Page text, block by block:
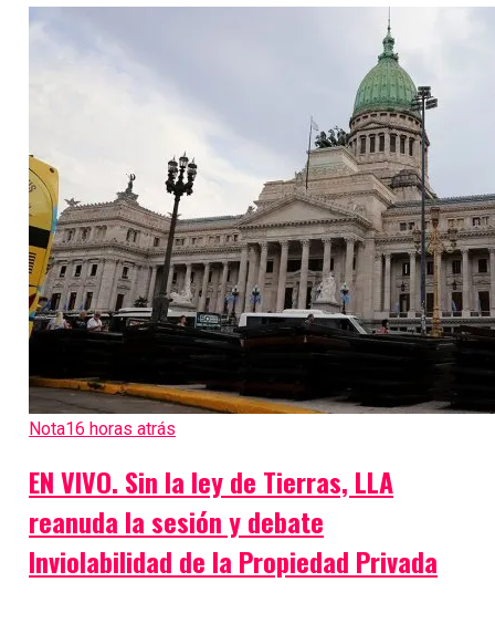
Nota16 horas atrás
EN VIVO. Sin la ley de Tierras, LLA
reanuda la sesión y debate
Inviolabilidad de la Propiedad Privada